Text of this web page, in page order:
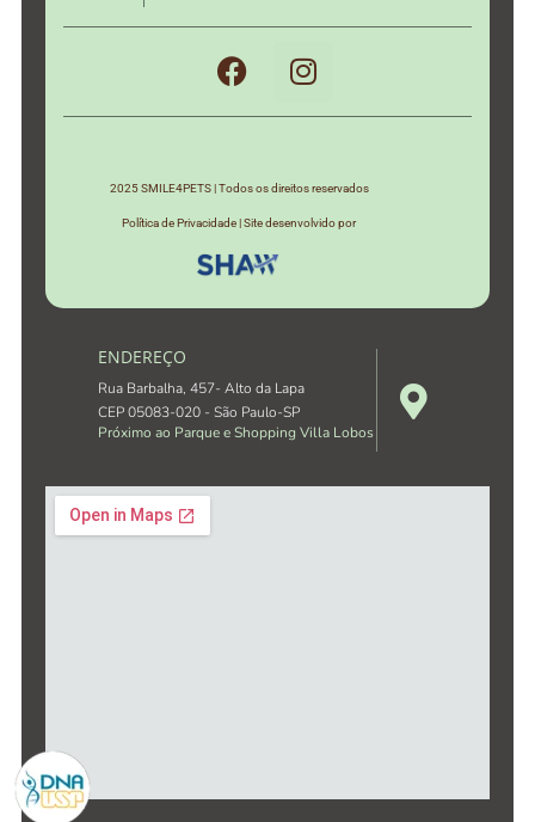
2025 SMILE4PETS | Todos os direitos reservados
Política de Privacidade | Site desenvolvido por
ENDEREÇO
Rua Barbalha, 457- Alto da Lapa
CEP 05083-020 - São Paulo-SP
Próximo ao Parque e Shopping Villa Lobos